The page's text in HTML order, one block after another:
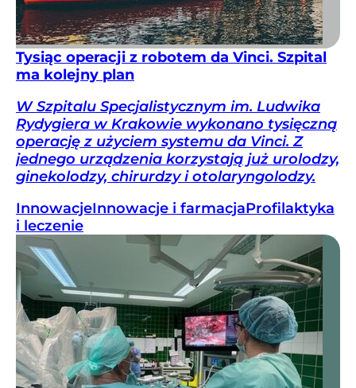
Tysiąc operacji z robotem da Vinci. Szpital
ma kolejny plan
W Szpitalu Specjalistycznym im. Ludwika
Rydygiera w Krakowie wykonano tysięczną
operację z użyciem systemu da Vinci. Z
jednego urządzenia korzystają już urolodzy,
ginekolodzy, chirurdzy i otolaryngolodzy.
InnowacjeInnowacje i farmacjaProfilaktyka
i leczenie